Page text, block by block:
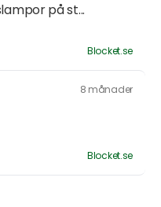
på st...
Blocket.se
8 månader
Blocket.se